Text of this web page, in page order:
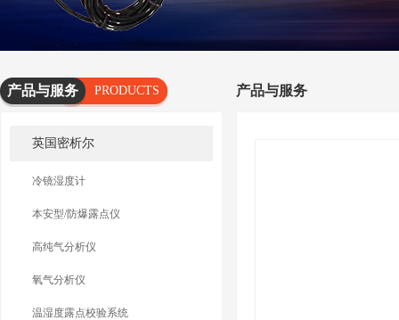
产品与服务
PRODUCTS
英国密析尔
冷镜湿度计
本安型/防爆露点仪
高纯气分析仪
氧气分析仪
温湿度露点校验系统
产品与服务